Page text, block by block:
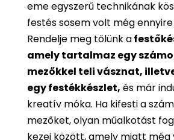
eme egyszerű technikának
festés sosem volt még ennyire
Rendelje meg tőlünk a
amely tartalmaz egy
mezőkkel teli vásznat,
egy festékkészlet, és már
kreatív móka. Ha kifesti a
mezőket, olyan műalkotást
kezei között, amely miatt még